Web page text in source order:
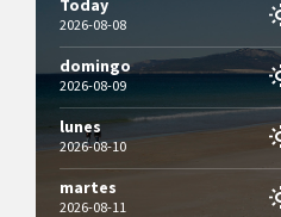
2026-08-08
domingo
2026-08-09
lunes
2026-08-10
martes
2026-08-11